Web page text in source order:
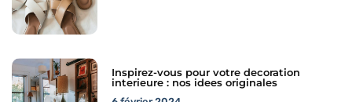
Inspirez-vous pour votre decoration
interieure : nos idees originales